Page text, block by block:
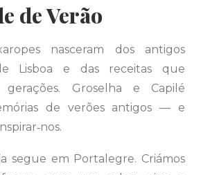
de Verão
nasceram dos antigos
Lisboa e das receitas que
gerações. Groselha e Capilé
de verões antigos — e
segue em Portalegre. Criámos